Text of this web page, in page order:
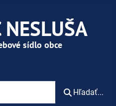
Hľadať...